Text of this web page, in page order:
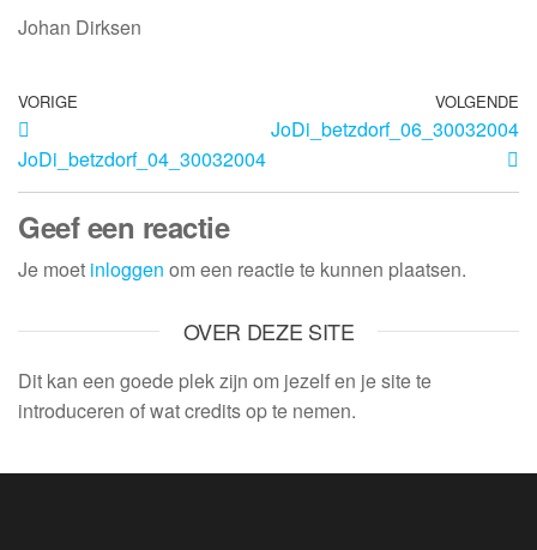
Johan Dirksen
VORIGE
JoDi_betzdorf_04_30032004
VOLGENDE
JoDi_betzdorf_06_30032004
Geef een reactie
Je moet inloggen om een reactie te kunnen plaatsen.
OVER DEZE SITE
Dit kan een goede plek zijn om jezelf en je site te
introduceren of wat credits op te nemen.